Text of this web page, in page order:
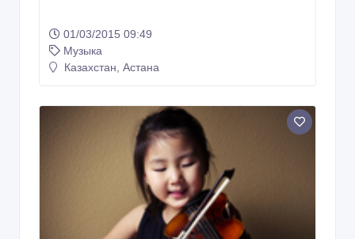
01/03/2015 09:49
Музыка
Казахстан, Астана